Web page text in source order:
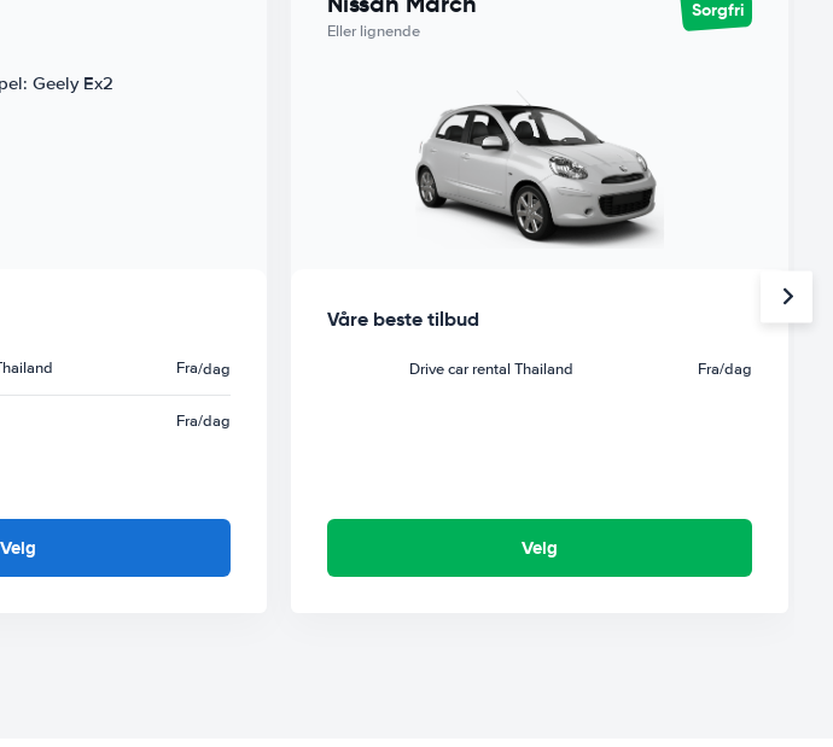
Fra/dag
Fra/dag
Velg
Eller lignende
Sorgfri
Våre beste tilbud
Drive car rental Thailand Fra/dag
Velg